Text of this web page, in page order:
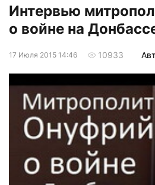
Интервью
о войне на
17 Июля 2015 14:46 10933